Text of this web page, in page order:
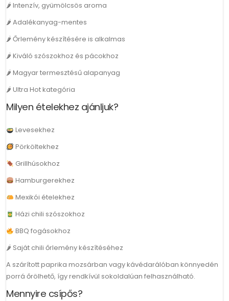
🌶 Intenzív, gyümölcsös aroma
🌶 Adalékanyag-mentes
🌶 Őrlemény készítésére is alkalmas
🌶 Kiváló szószokhoz és pácokhoz
🌶 Magyar termesztésű alapanyag
🌶 Ultra Hot kategória
Milyen ételekhez ajánljuk?
Levesekhez
Pörköltekhez
Grillhúsokhoz
Hamburgerekhez
Mexikói ételekhez
Házi chili szószokhoz
BBQ fogásokhoz
🌶 Saját chili őrlemény készítéséhez
A szárított paprika mozsárban vagy kávédarálóban könnyedén
porrá őrölhető, így rendkívül sokoldalúan felhasználható.
Mennyire csípős?